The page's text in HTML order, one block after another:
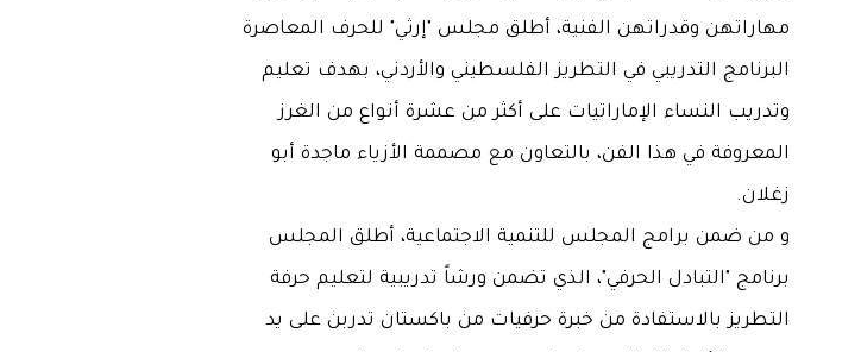
مهاراتهن وقدراتهن الفنية، أطلق مجلس "إرثي" للحرف المعاصرة
البرنامج التدريبي في التطريز الفلسطيني والأردني، بهدف تعليم
وتدريب النساء الإماراتيات على أكثر من عشرة أنواع من الغرز
المعروفة في هذا الفن، بالتعاون مع مصممة الأزياء ماجدة أبو
زغلان.
و من ضمن برامج المجلس للتنمية الاجتماعية، أطلق المجلس
برنامج "التبادل الحرفي"، الذي تضمن ورشاً تدريبية لتعليم حرفة
التطريز بالاستفادة من خبرة حرفيات من باكستان تدربن على يد